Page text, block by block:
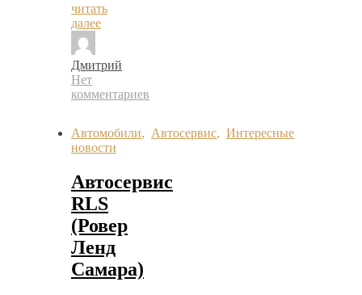
читать
далее
Дмитрий
Нет
комментариев
Автомобили, Автосервис, Интересные
новости
Автосервис
RLS
(Ровер
Ленд
Самара)